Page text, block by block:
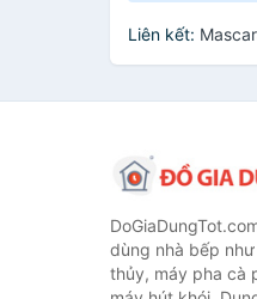
Liên kết:
dùng nhà bếp
thủy, máy pha cà